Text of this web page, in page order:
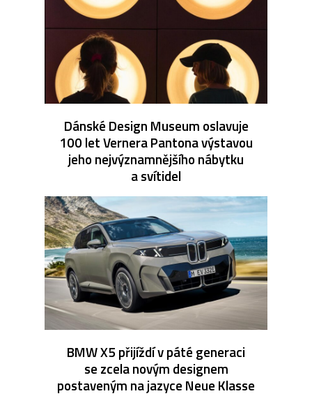
Dánské Design Museum oslavuje
100 let Vernera Pantona výstavou
jeho nejvýznamnějšího nábytku
a svítidel
BMW X5 přijíždí v páté generaci
se zcela novým designem
postaveným na jazyce Neue Klasse